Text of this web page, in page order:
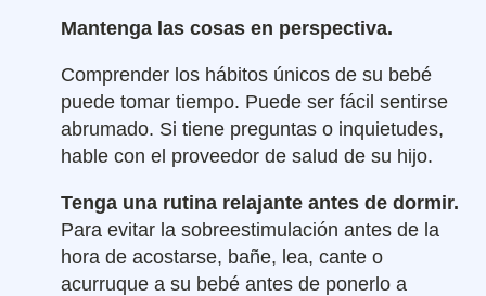
Mantenga las cosas en perspectiva.
Comprender los hábitos únicos de su bebé
puede tomar tiempo. Puede ser fácil sentirse
abrumado. Si tiene preguntas o inquietudes,
hable con el proveedor de salud de su hijo.
Tenga una rutina relajante antes de dormir.
Para evitar la sobreestimulación antes de la
hora de acostarse, bañe, lea, cante o
acurruque a su bebé antes de ponerlo a